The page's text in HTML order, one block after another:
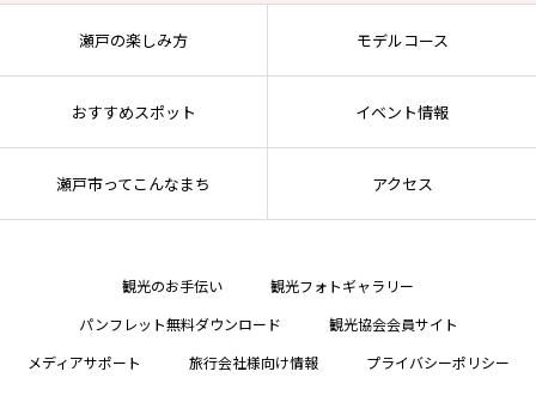
瀬戸の楽しみ方 モデルコース
おすすめスポット イベント情報
瀬戸市ってこんなまち アクセス
観光のお手伝い
観光フォトギャラリー
パンフレット無料ダウンロード
観光協会会員サイト
メディアサポート
旅行会社様向け情報 プライバシーポリシー